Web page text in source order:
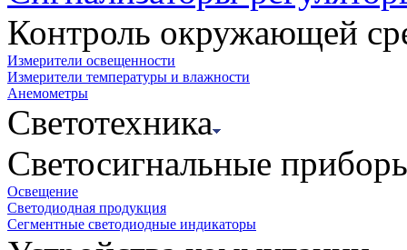
Контроль окружающей
Измерители освещенности
Измерители температуры и влажности
Анемометры
Светотехника
Светосигнальные
Освещение
Светодиодная продукция
Сегментные светодиодные индикаторы